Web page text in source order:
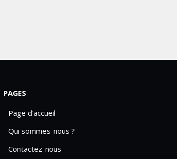
PAGES
- Page d'accueil
- Qui sommes-nous ?
- Contactez-nous